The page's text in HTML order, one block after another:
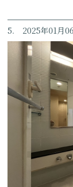
5. 2025年01月